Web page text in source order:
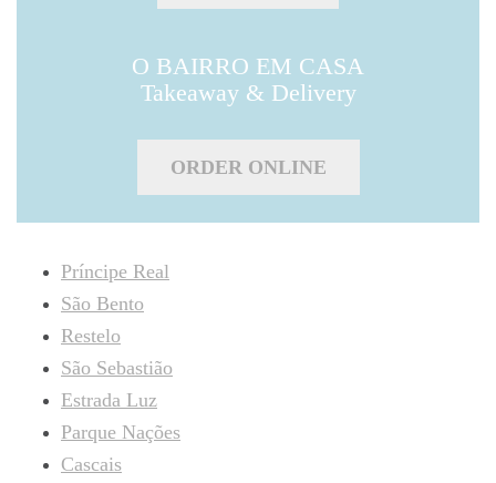
O BAIRRO EM CASA
Takeaway & Delivery
ORDER ONLINE
Príncipe Real
São Bento
Restelo
São Sebastião
Estrada Luz
Parque Nações
Cascais